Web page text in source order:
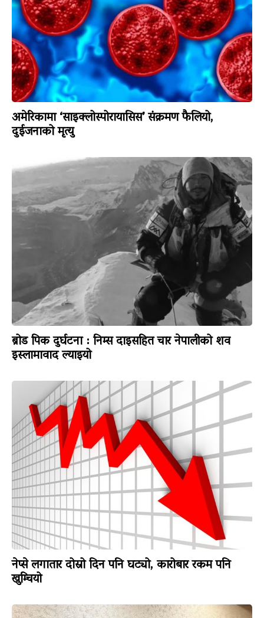
अमेरिकामा ‘साइक्लोस्पोरायासिस’ संक्रमण फैलियो,
दुईजनाको मृत्यु
ब्रोड पिक दुर्घटना : निम्स दाइसहित चार नेपालीको शव
इस्लामावाद ल्याइयो
नेप्से लगातार दोस्रो दिन पनि घट्यो, कारोबार रकम पनि
खुम्चियो